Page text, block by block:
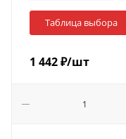
Таблица выбора
1 442₽/шт